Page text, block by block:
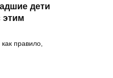
дети
этим
правило,